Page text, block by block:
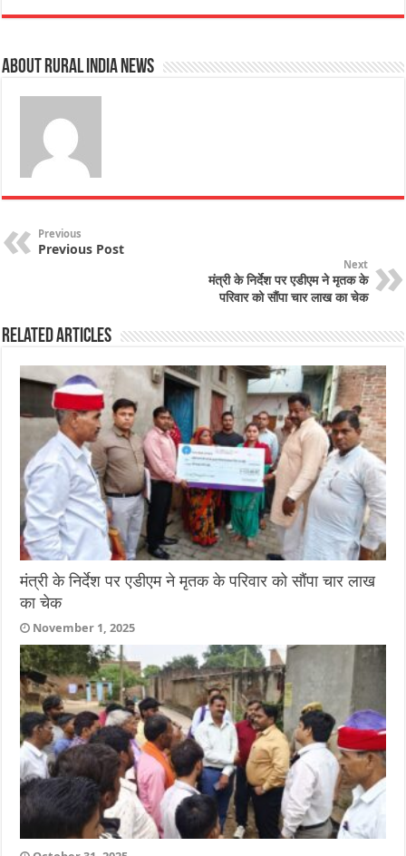
a
ts
A
p
c
e
b
o
k
it
t
e
k
dI
ai t
r
a
e
About Rural India News
Previous
Previous Post
Next
मंत्री के निर्देश पर एडीएम ने मृतक के
परिवार को सौंपा चार लाख का चेक
Related Articles
मंत्री के निर्देश पर एडीएम ने मृतक के परिवार को सौंपा चार लाख
का चेक
November 1, 2025